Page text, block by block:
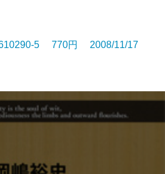
5 770円 2008/11/17